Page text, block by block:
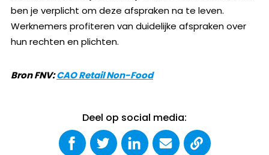
ben je verplicht om deze afspraken na te leven.
Werknemers profiteren van duidelijke afspraken over
hun rechten en plichten.
Bron FNV:CAO Retail Non-Food
Deel op social media: